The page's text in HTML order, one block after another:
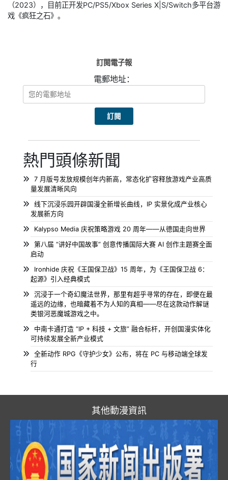
（2023），目前正开发PC/PS5/Xbox Series X|S/Switch多平台游
戏《疯狂之石》。
訂閱電子報
電郵地址：
熱門頭條新聞
7 月版号发放规模创年内新高，常态化扩容释放游戏产业高质
量发展清晰风向
线下沉浸乐园开辟国漫全新增长曲线，IP 实景化成产业核心
发展新方向
Kalypso Media 庆祝策略游戏 20 周年——从德国走向世界
第八届 “讲好中国故事” 创意传播国际大赛 AI 创作主题赛全面
启动
Ironhide 庆祝《王国保卫战》15 周年，为《王国保卫战 6：
起源》引入经典模式
沉浸于一个奇幻魔法世界，那里有超乎寻常的存在，即便在最
遥远的边缘，也暗藏着不为人知的真相——尽在这款动作解谜
类银河恶魔城游戏之中。
中南卡通打造 “IP + 科技 + 文旅” 融合标杆，开创国漫实体化
可持续发展全新产业模式
全新动作 RPG《守护少女》公布，将在 PC 与移动端全球发
行
其他動漫資訊